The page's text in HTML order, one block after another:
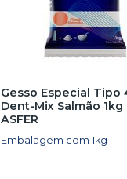
Gesso Especial Tipo
Dent-Mix Salmão 1kg
ASFER
Embalagem com 1kg